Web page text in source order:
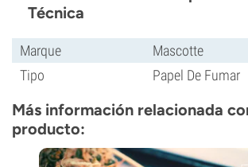
Técnica
Marque
Mascotte
Tipo
Papel De Fumar
Más información relacionada
producto: